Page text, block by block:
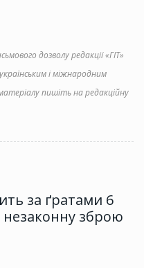
дозволу редакції «ГІТ»
і міжнародним
пишіть на редакційну
за ґратами 6
незаконну зброю